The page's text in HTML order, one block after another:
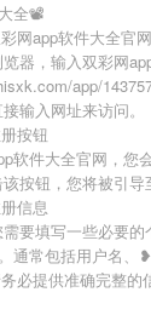
全📽
网app软件大全官网
器，输入双彩网
app/
输入网址来访问。
按钮
软件大全官网，您
按钮，您将被引导
信息
要填写一些必要
通常包括用户名、
必提供准确完整的